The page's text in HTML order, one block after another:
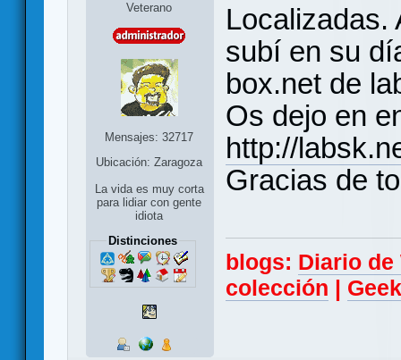
Veterano
Mensajes: 32717
Ubicación: Zaragoza
La vida es muy corta
para lidiar con gente
idiota
Distinciones
Localizadas.
subí en su
box.net de
Os dejo en
http://
Gracias de
blogs: Diario
colección